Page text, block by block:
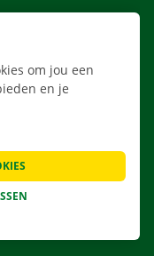
om jou een
en je